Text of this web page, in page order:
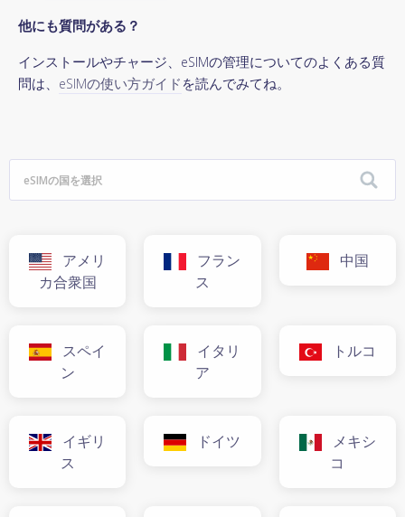
他にも質問がある？
インストールやチャージ、eSIMの管理についてのよくある質
問は、 eSIMの使い方ガイド を読んでみてね。
アメリ
カ合衆国
フラン
ス
中国
スペイ
ン
イタリ
ア
トルコ
イギリ
ス
ドイツ
メキシ
コ